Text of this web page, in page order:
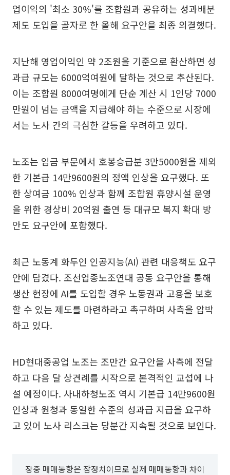
업이익의 '최소 30%'를 조합원과 공유하는 성과배분
제도 도입을 골자로 한 올해 요구안을 최종 의결했다.
지난해 영업이익인 약 2조원을 기준으로 환산하면 성
과급 규모는 6000억여원에 달하는 것으로 추산된다.
이는 조합원 8000여명에게 단순 계산 시 1인당 7000
만원이 넘는 금액을 지급해야 하는 수준으로 시장에
서는 노사 간의 극심한 갈등을 우려하고 있다.
노조는 임금 부문에서 호봉승급분 3만5000원을 제외
한 기본급 14만9600원의 정액 인상을 요구했다. 또
한 상여금 100% 인상과 함께 조합원 휴양시설 운영
을 위한 경상비 20억원 출연 등 대규모 복지 확대 방
안도 요구안에 포함했다.
최근 노동계 화두인 인공지능(AI) 관련 대응책도 요구
안에 담겼다. 조선업종노조연대 공동 요구안을 통해
생산 현장에 AI를 도입할 경우 노동권과 고용을 보호
할 수 있는 제도를 마련하라고 촉구하며 사측을 압박
하고 있다.
HD현대중공업 노조는 조만간 요구안을 사측에 전달
하고 다음 달 상견례를 시작으로 본격적인 교섭에 나
설 예정이다. 사내하청노조 역시 기본급 14만9600원
인상과 원청과 동일한 수준의 성과급 지급을 요구하
고 있어 노사 리스크는 당분간 지속될 것으로 보인다.
장중 매매동향은 잠정치이므로 실제 매매동향과 차이